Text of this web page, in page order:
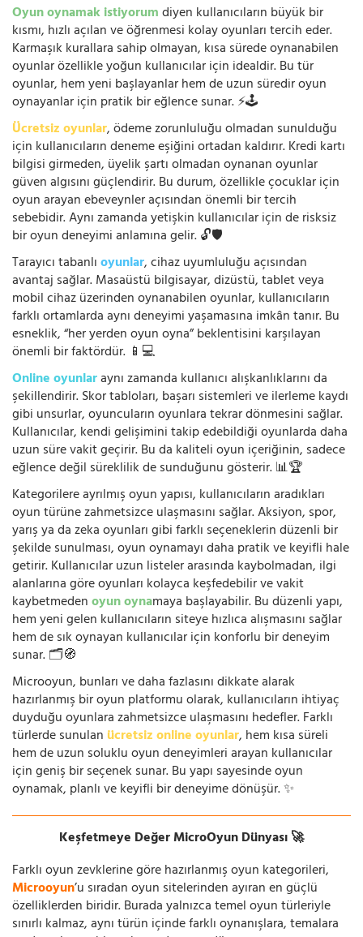
Oyun oynamak istiyorumdiyen kullanıcıların büyük bir
kısmı, hızlı açılan ve öğrenmesi kolay oyunları tercih eder.
Karmaşık kurallara sahip olmayan, kısa sürede oynanabilen
oyunlar özellikle yoğun kullanıcılar için idealdir. Bu tür
oyunlar, hem yeni başlayanlar hem de uzun süredir oyun
oynayanlar için pratik bir eğlence sunar. ⚡🕹️
Ücretsiz oyunlar, ödeme zorunluluğu olmadan sunulduğu
için kullanıcıların deneme eşiğini ortadan kaldırır. Kredi kartı
bilgisi girmeden, üyelik şartı olmadan oynanan oyunlar
güven algısını güçlendirir. Bu durum, özellikle çocuklar için
oyun arayan ebeveynler açısından önemli bir tercih
sebebidir. Aynı zamanda yetişkin kullanıcılar için de risksiz
bir oyun deneyimi anlamına gelir. 🔓🛡️
Tarayıcı tabanlıoyunlar, cihaz uyumluluğu açısından
avantaj sağlar. Masaüstü bilgisayar, dizüstü, tablet veya
mobil cihaz üzerinden oynanabilen oyunlar, kullanıcıların
farklı ortamlarda aynı deneyimi yaşamasına imkân tanır. Bu
esneklik, “her yerden oyun oyna” beklentisini karşılayan
önemli bir faktördür. 📱💻
Online oyunlaraynı zamanda kullanıcı alışkanlıklarını da
şekillendirir. Skor tabloları, başarı sistemleri ve ilerleme kaydı
gibi unsurlar, oyuncuların oyunlara tekrar dönmesini sağlar.
Kullanıcılar, kendi gelişimini takip edebildiği oyunlarda daha
uzun süre vakit geçirir. Bu da kaliteli oyun içeriğinin, sadece
eğlence değil süreklilik de sunduğunu gösterir. 📊🏆
Kategorilere ayrılmış oyun yapısı, kullanıcıların aradıkları
oyun türüne zahmetsizce ulaşmasını sağlar. Aksiyon, spor,
yarış ya da zeka oyunları gibi farklı seçeneklerin düzenli bir
şekilde sunulması, oyun oynamayı daha pratik ve keyifli hale
getirir. Kullanıcılar uzun listeler arasında kaybolmadan, ilgi
alanlarına göre oyunları kolayca keşfedebilir ve vakit
kaybetmedenoyun oynamaya başlayabilir. Bu düzenli yapı,
hem yeni gelen kullanıcıların siteye hızlıca alışmasını sağlar
hem de sık oynayan kullanıcılar için konforlu bir deneyim
sunar. 🗂️🧭
Microoyun, bunları ve daha fazlasını dikkate alarak
hazırlanmış bir oyun platformu olarak, kullanıcıların ihtiyaç
duyduğu oyunlara zahmetsizce ulaşmasını hedefler. Farklı
türlerde sunulan ücretsiz online oyunlar, hem kısa süreli
hem de uzun soluklu oyun deneyimleri arayan kullanıcılar
için geniş bir seçenek sunar. Bu yapı sayesinde oyun
oynamak, planlı ve keyifli bir deneyime dönüşür. ✨
Keşfetmeye Değer MicroOyun Dünyası 🚀
Farklı oyun zevklerine göre hazırlanmış oyun kategorileri,
Microoyun’u sıradan oyun sitelerinden ayıran en güçlü
özelliklerden biridir. Burada yalnızca temel oyun türleriyle
sınırlı kalmaz, aynı türün içinde farklı oynanışlara, temalara